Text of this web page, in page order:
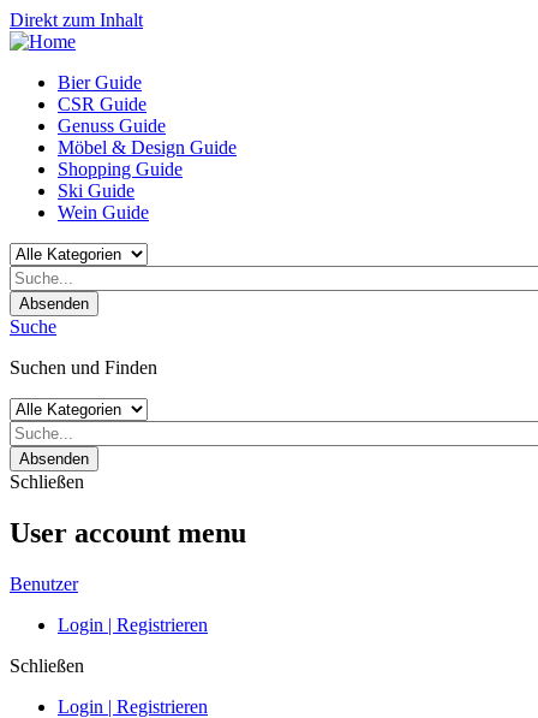
Direkt zum Inhalt
Bier Guide
CSR Guide
Genuss Guide
Möbel & Design Guide
Shopping Guide
Ski Guide
Wein Guide
Absenden
Suche
Suchen und Finden
Absenden
Schließen
User account menu
Benutzer
Login | Registrieren
Schließen
Login | Registrieren